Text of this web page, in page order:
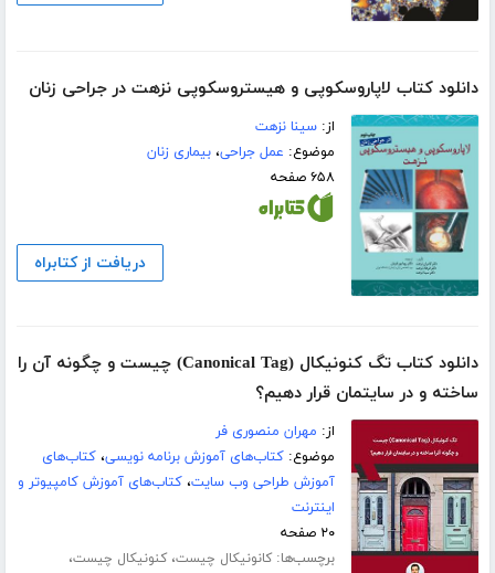
دانلود کتاب لاپاروسکوپی و هیستروسکوپی نزهت در جراحی زنان
از:سینا نزهت
موضوع: عمل جراحی،بیماری زنان
۶۵۸ صفحه
دریافت از کتابراه
دانلود کتاب تگ کنونیکال (Canonical Tag) چیست و چگونه آن را
ساخته و در سایتمان قرار دهیم؟
از: مهران منصوری فر
موضوع:کتاب‌های آموزش برنامه نویسی،کتاب‌های
آموزش طراحی وب سایت،کتاب‌های آموزش کامپیوتر و
اینترنت
۲۰ صفحه
برچسب‌ها:کانونیکال چیست،کنونیکال چیست،